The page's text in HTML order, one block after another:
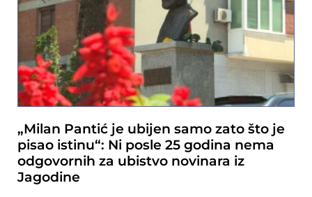
„Milan Pantić je ubijen samo zato što je
pisao istinu“: Ni posle 25 godina nema
odgovornih za ubistvo novinara iz
Jagodine